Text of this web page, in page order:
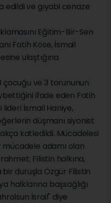
edildi ve gıyabi cenaze
Eğitim-Bir-Sen
Fatih Köse, İsmail
ulaştığına
çocuğu ve 3 torununun
ifade eden Fatih
lideri İsmail Haniye,
düşmanı siyonist
katledildi. Mücadelesi
mücadele adamı olan
Filistin halkına,
duruşla Özgür Filistin
halklarına başsağlığı
İsrail" diye